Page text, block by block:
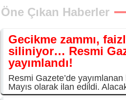
Öne Çıkan Haberler
Gecikme zammı,
siliniyor… Resmi
yayımlandı!
Resmi Gazete’de
Mayıs olarak ilan edildi.